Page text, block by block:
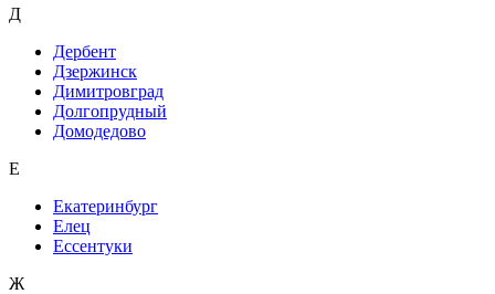
Д
Дербент
Дзержинск
Димитровград
Долгопрудный
Домодедово
Е
Екатеринбург
Елец
Ессентуки
Ж